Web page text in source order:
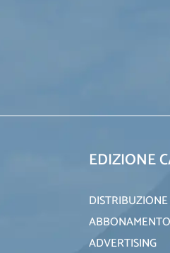
EDIZIONE
DISTRIBUZIONE
ABBONAMENTO
ADVERTISING